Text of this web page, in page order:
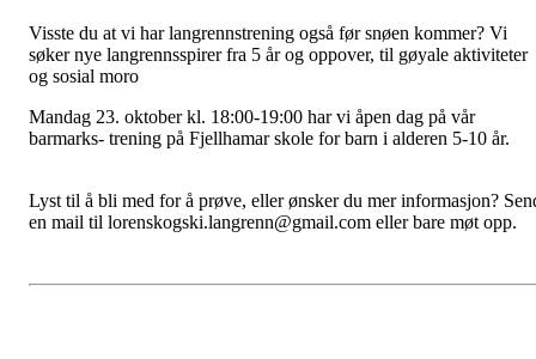
Visste du at vi har langrennstrening også før snøen kommer? Vi
søker nye langrennsspirer fra 5 år og oppover, til gøyale aktiviteter
og sosial moro
Mandag 23. oktober kl. 18:00-19:00 har vi åpen dag på vår
barmarks- trening på Fjellhamar skole for barn i alderen 5-10
Lyst til å bli med for å prøve, eller ønsker du mer informasjon?
en mail til lorenskogski.langrenn@gmail.com eller bare møt opp.